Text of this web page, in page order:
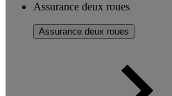
Assurance deux roues
Assurance deux roues